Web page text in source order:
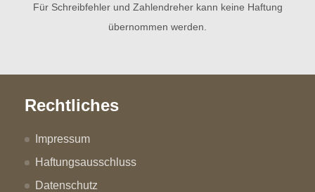
Für Schreibfehler und Zahlendreher kann keine Haftung
übernommen werden.
Rechtliches
Impressum
Haftungsausschluss
Datenschutz